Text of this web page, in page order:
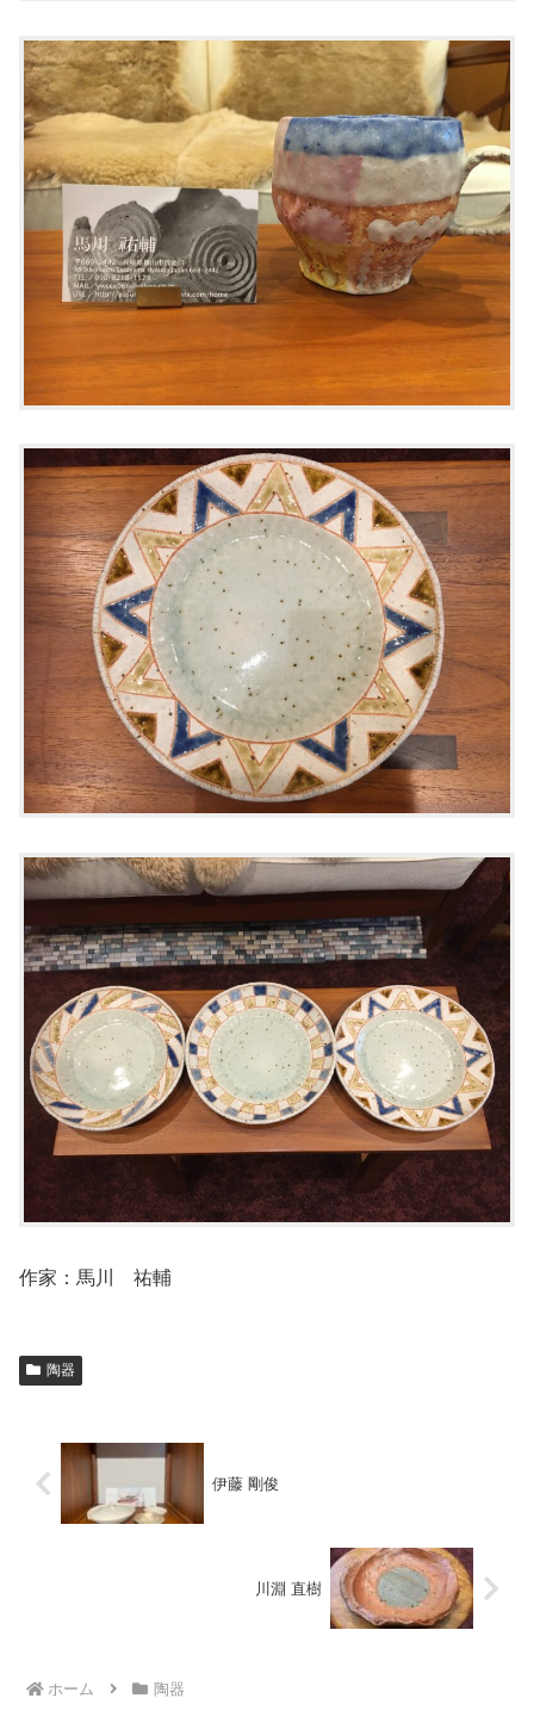
作家：馬川 祐輔
陶器
伊藤 剛俊
川淵 直樹
ホーム 陶器